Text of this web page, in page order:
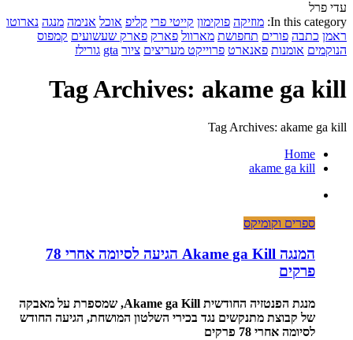
עדי פרל
In this category: מוזיקה פוקימון קייטי פרי קליפ אוכל אנימה מנגה נארוטו
ראמן כתבה פורים תחפושת מארוול פארק פארק שעשועים קמפוס
הנוקמים אומנות פאנארט פרוייקט מעריצים ציור gta גורילז
Tag Archives: akame ga kill
Tag Archives: akame ga kill
Home
akame ga kill
ספרים וקומיקס
המנגה Akame ga Kill הגיעה לסיומה אחרי 78
פרקים
מנגת הפנטזיה החודשית Akame ga Kill, שמספרת על מאבקה
של קבוצת מתנקשים נגד בכירי השלטון המושחת, הגיעה החודש
לסיומה אחרי 78 פרקים